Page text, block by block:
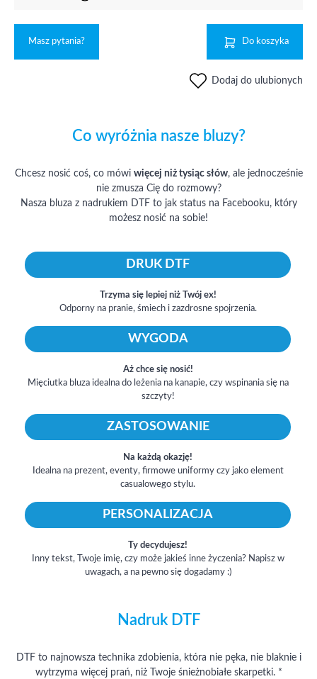
Masz pytania? Do koszyka
Dodaj do ulubionych
Co wyróżnia nasze bluzy?
Chcesz nosić coś, co mówi więcej niż tysiąc słów, ale jednocześnie
nie zmusza Cię do rozmowy?
Nasza bluza z nadrukiem DTF to jak status na Facebooku, który
możesz nosić na sobie!
DRUK DTF
Trzyma się lepiej niż Twój ex!
Odporny na pranie, śmiech i zazdrosne spojrzenia.
WYGODA
Aż chce się nosić!
Mięciutka bluza idealna do leżenia na kanapie, czy wspinania się na
szczyty!
ZASTOSOWANIE
Na każdą okazję!
Idealna na prezent, eventy, firmowe uniformy czy jako element
casualowego stylu.
PERSONALIZACJA
Ty decydujesz!
Inny tekst, Twoje imię, czy może jakieś inne życzenia? Napisz w
uwagach, a na pewno się dogadamy :)
Nadruk DTF
DTF to najnowsza technika zdobienia, która nie pęka, nie blaknie i
wytrzyma więcej prań, niż Twoje śnieżnobiałe skarpetki. *